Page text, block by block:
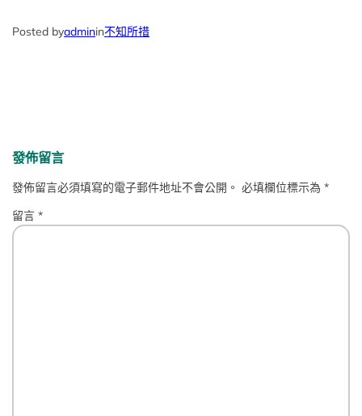
Posted byadminin不知所措
發佈留言
發佈留言必須填寫的電子郵件地址不會公開。 必填欄位標示為*
留言*